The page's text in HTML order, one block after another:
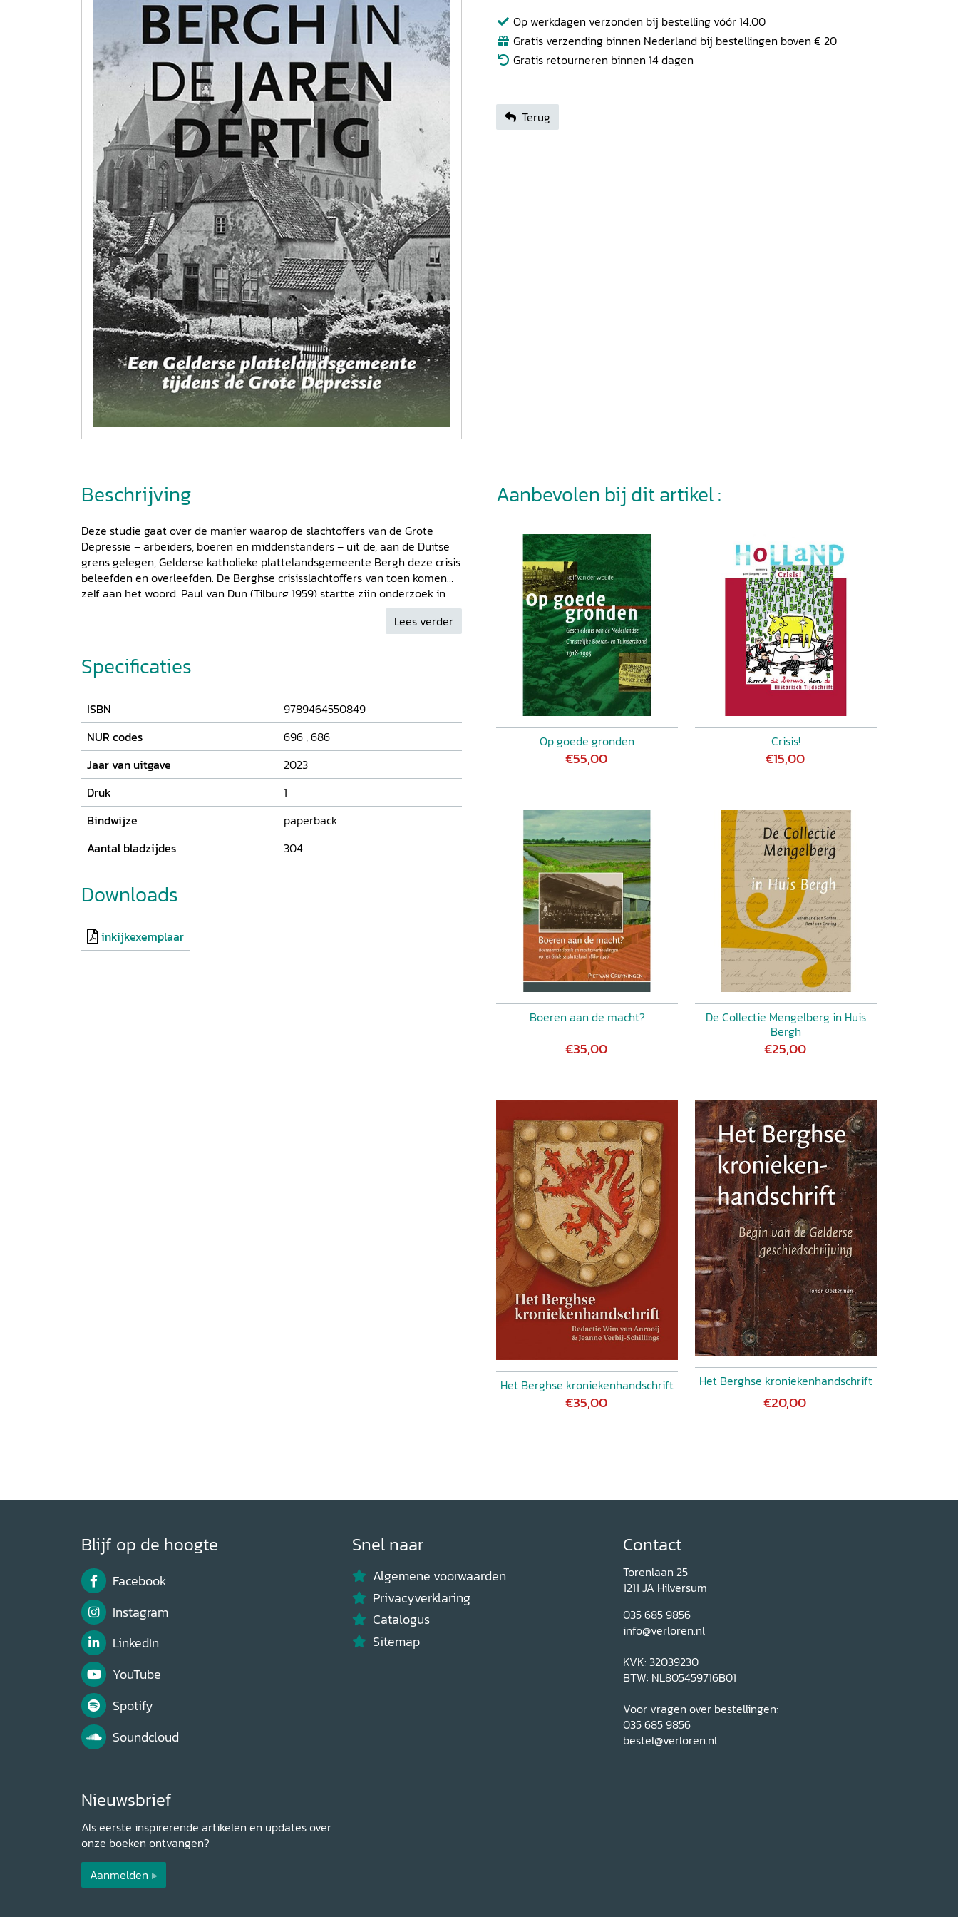
Op werkdagen verzonden bij bestelling vóór 14.00
Gratis verzending binnen Nederland bij bestellingen boven € 20
Gratis retourneren binnen 14 dagen
Terug
Beschrijving
Deze studie gaat over de manier waarop de slachtoffers van de Grote
Depressie – arbeiders, boeren en middenstanders – uit de, aan de Duitse
grens gelegen, Gelderse katholieke plattelandsgemeente Bergh deze crisis
beleefden en overleefden. De Berghse crisisslachtoffers van toen komen
zelf aan het woord. Paul van Dun (Tilburg 1959) startte zijn onderzoek in
2008 toen Nederland met een recessie te maken kreeg. Deze riep een
herinnering aan de crisis van de jaren dertig op. Tijdens het onderzoek
telkens weer actueel worden, omdat crises en werkloosheid onlosmakelijk
aan de kapitalistische vrijemarkteconomie verbonden zijn. In het
voedselbanken.
Lees verder
Specificaties
ISBN
9789464550849
NUR codes
696 ,686
Jaar van uitgave
2023
Druk
1
Bindwijze
paperback
Aantal bladzijdes
304
Downloads
inkijkexemplaar
Aanbevolen bij dit artikel :
Op goede gronden
€55,00
Crisis!
€15,00
Boeren aan de macht?
€35,00
De Collectie Mengelberg in Huis
Bergh
€25,00
Het Berghse kroniekenhandschrift
€35,00
Het Berghse kroniekenhandschrift
€20,00
Blijf op de hoogte
Facebook
Instagram
LinkedIn
YouTube
Spotify
Soundcloud
Nieuwsbrief
Als eerste inspirerende artikelen en updates over
onze boeken ontvangen?
Aanmelden
Snel naar
Algemene voorwaarden
Privacyverklaring
Catalogus
Sitemap
Contact
Torenlaan 25
1211 JA Hilversum
035 685 9856
info@verloren.nl
KVK: 32039230
BTW: NL805459716B01
Voor vragen over bestellingen:
035 685 9856
bestel@verloren.nl